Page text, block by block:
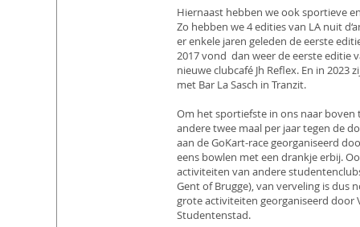
Hiernaast hebben we ook sportieve
Zo hebben we 4 edities van LA nuit
er enkele jaren geleden de eerste
2017 vond dan weer de eerste editie
nieuwe clubcafé Jh Reflex. En in
met Bar La Sasch in Tranzit.
Om het sportiefste in ons naar
andere twee maal per jaar tegen de
aan de GoKart-race georganiseerd
eens bowlen met een drankje erbij.
activiteiten van andere
Gent of Brugge), van verveling is dus
grote activiteiten georganiseerd door
Studentenstad.